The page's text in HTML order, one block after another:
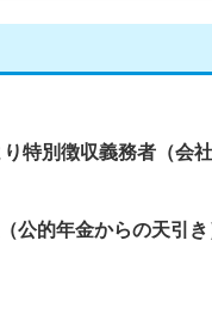
り特別徴収義務者（会
的年金からの天引き